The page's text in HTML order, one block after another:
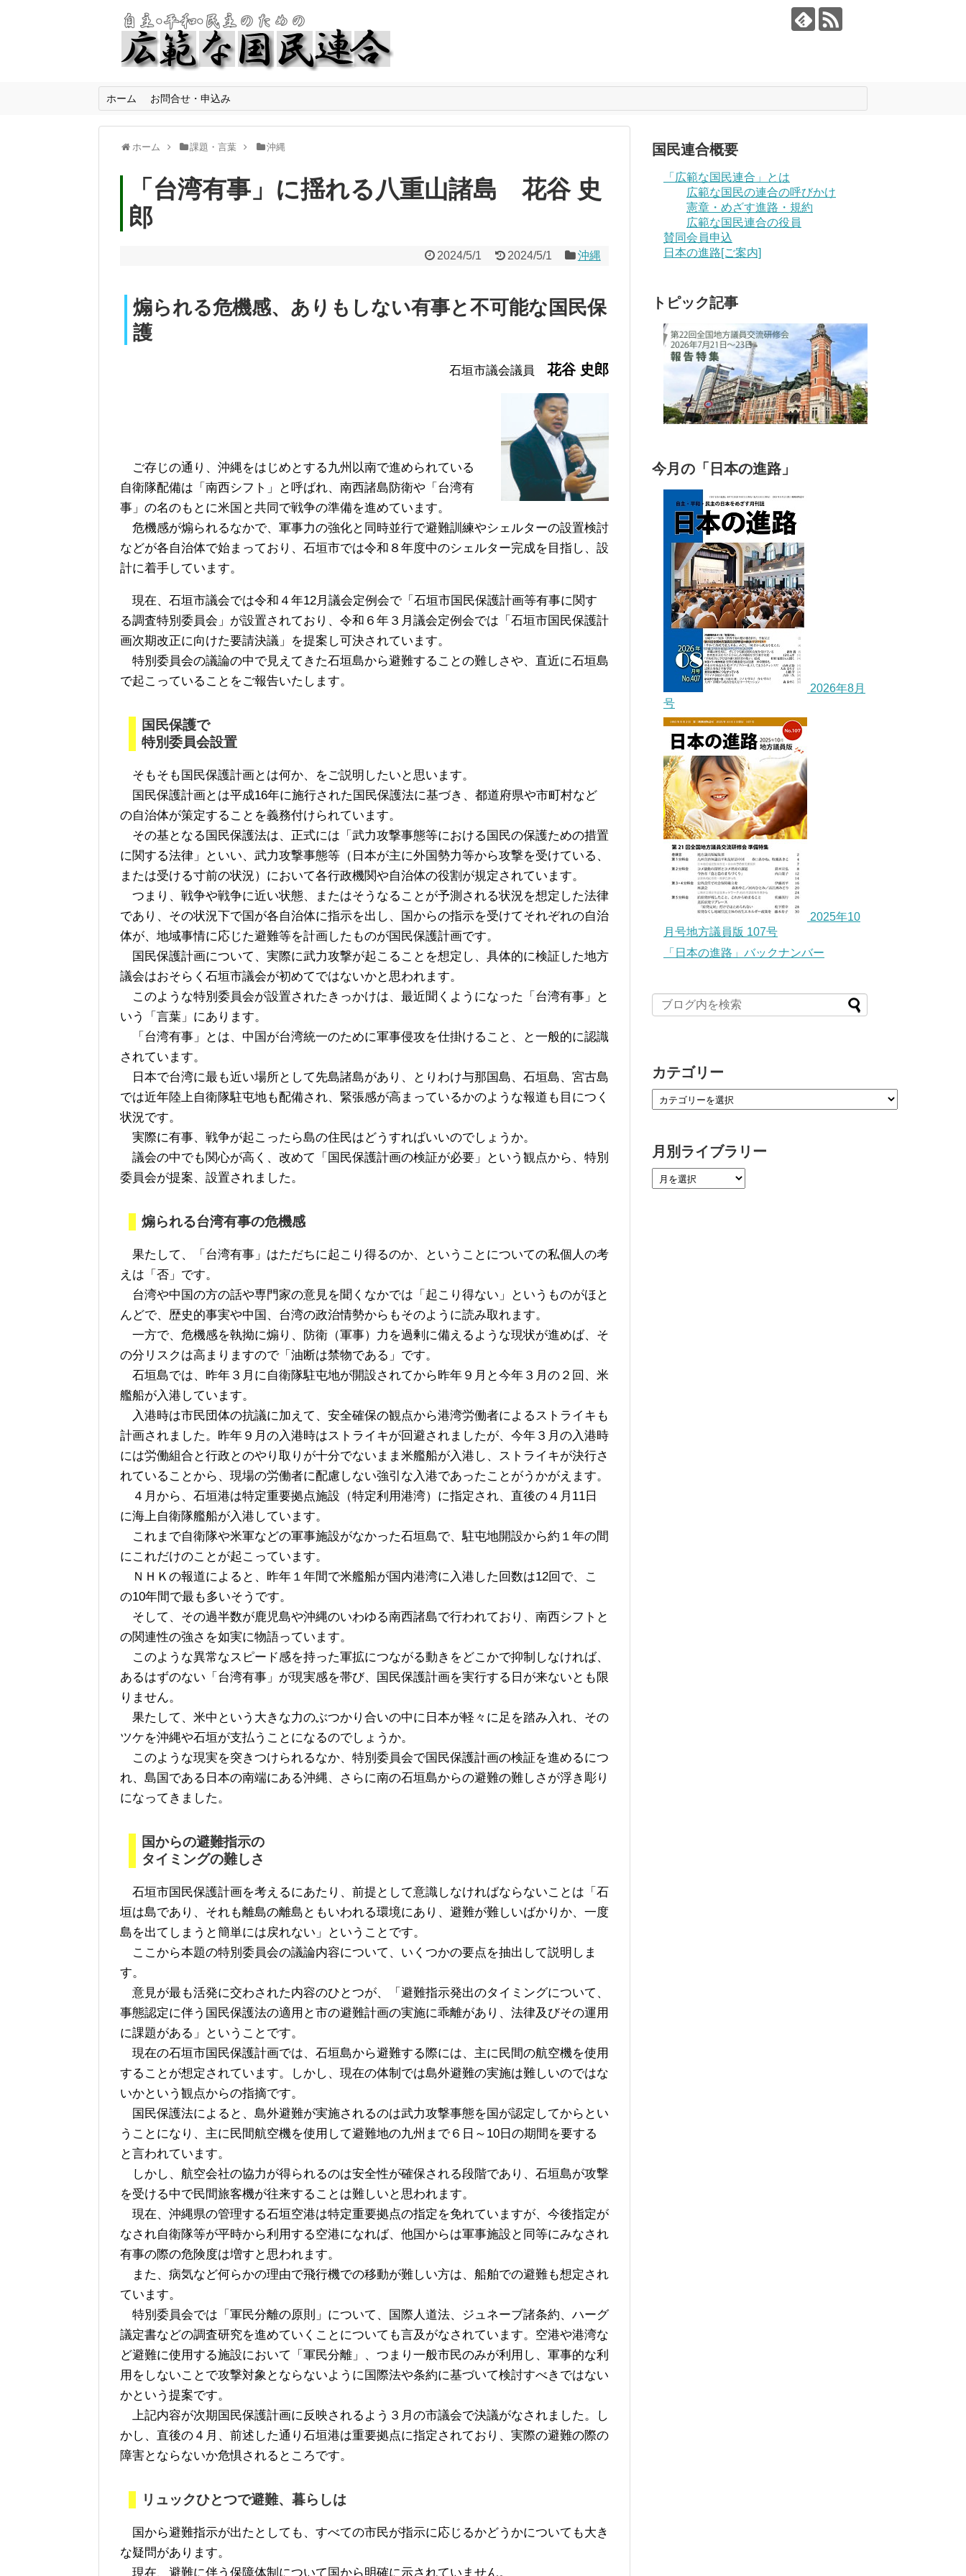
ホーム お問合せ・申込み
ホーム 課題・言葉 沖縄
「台湾有事」に揺れる八重山諸島 花谷 史
郎
2024/5/1 2024/5/1 沖縄
煽られる危機感、ありもしない有事と不可能な国民保
護
石垣市議会議員 花谷 史郎
ご存じの通り、沖縄をはじめとする九州以南で進められている
自衛隊配備は「南西シフト」と呼ばれ、南西諸島防衛や「台湾有
事」の名のもとに米国と共同で戦争の準備を進めています。
危機感が煽られるなかで、軍事力の強化と同時並行で避難訓練やシェルターの設置検討
などが各自治体で始まっており、石垣市では令和８年度中のシェルター完成を目指し、設
計に着手しています。
現在、石垣市議会では令和４年12月議会定例会で「石垣市国民保護計画等有事に関す
る調査特別委員会」が設置されており、令和６年３月議会定例会では「石垣市国民保護計
画次期改正に向けた要請決議」を提案し可決されています。
特別委員会の議論の中で見えてきた石垣島から避難することの難しさや、直近に石垣島
で起こっていることをご報告いたします。
国民保護で
特別委員会設置
そもそも国民保護計画とは何か、をご説明したいと思います。
国民保護計画とは平成16年に施行された国民保護法に基づき、都道府県や市町村など
の自治体が策定することを義務付けられています。
その基となる国民保護法は、正式には「武力攻撃事態等における国民の保護ための措置
に関する法律」といい、武力攻撃事態等（日本が主に外国勢力等から攻撃を受けている、
または受ける寸前の状況）において各行政機関や自治体の役割が規定されています。
つまり、戦争や戦争に近い状態、またはそうなることが予測される状況を想定した法律
であり、その状況下で国が各自治体に指示を出し、国からの指示を受けてそれぞれの自治
体が、地域事情に応じた避難等を計画したものが国民保護計画です。
国民保護計画について、実際に武力攻撃が起こることを想定し、具体的に検証した地方
議会はおそらく石垣市議会が初めてではないかと思われます。
このような特別委員会が設置されたきっかけは、最近聞くようになった「台湾有事」と
いう「言葉」にあります。
「台湾有事」とは、中国が台湾統一のために軍事侵攻を仕掛けること、と一般的に認識
されています。
日本で台湾に最も近い場所として先島諸島があり、とりわけ与那国島、石垣島、宮古島
では近年陸上自衛隊駐屯地も配備され、緊張感が高まっているかのような報道も目につく
状況です。
実際に有事、戦争が起こったら島の住民はどうすればいいのでしょうか。
議会の中でも関心が高く、改めて「国民保護計画の検証が必要」という観点から、特別
委員会が提案、設置されました。
煽られる台湾有事の危機感
果たして、「台湾有事」はただちに起こり得るのか、ということについての私個人の考
えは「否」です。
台湾や中国の方の話や専門家の意見を聞くなかでは「起こり得ない」というものがほと
んどで、歴史的事実や中国、台湾の政治情勢からもそのように読み取れます。
一方で、危機感を執拗に煽り、防衛（軍事）力を過剰に備えるような現状が進めば、そ
の分リスクは高まりますので「油断は禁物である」です。
石垣島では、昨年３月に自衛隊駐屯地が開設されてから昨年９月と今年３月の２回、米
艦船が入港しています。
入港時は市民団体の抗議に加えて、安全確保の観点から港湾労働者によるストライキも
計画されました。昨年９月の入港時はストライキが回避されましたが、今年３月の入港時
には労働組合と行政とのやり取りが十分でないまま米艦船が入港し、ストライキが決行さ
れていることから、現場の労働者に配慮しない強引な入港であったことがうかがえます。
４月から、石垣港は特定重要拠点施設（特定利用港湾）に指定され、直後の４月11日
に海上自衛隊艦船が入港しています。
これまで自衛隊や米軍などの軍事施設がなかった石垣島で、駐屯地開設から約１年の間
にこれだけのことが起こっています。
ＮＨＫの報道によると、昨年１年間で米艦船が国内港湾に入港した回数は12回で、こ
の10年間で最も多いそうです。
そして、その過半数が鹿児島や沖縄のいわゆる南西諸島で行われており、南西シフトと
の関連性の強さを如実に物語っています。
このような異常なスピード感を持った軍拡につながる動きをどこかで抑制しなければ、
あるはずのない「台湾有事」が現実感を帯び、国民保護計画を実行する日が来ないとも限
りません。
果たして、米中という大きな力のぶつかり合いの中に日本が軽々に足を踏み入れ、その
ツケを沖縄や石垣が支払うことになるのでしょうか。
このような現実を突きつけられるなか、特別委員会で国民保護計画の検証を進めるにつ
れ、島国である日本の南端にある沖縄、さらに南の石垣島からの避難の難しさが浮き彫り
になってきました。
国からの避難指示の
タイミングの難しさ
石垣市国民保護計画を考えるにあたり、前提として意識しなければならないことは「石
垣は島であり、それも離島の離島ともいわれる環境にあり、避難が難しいばかりか、一度
島を出てしまうと簡単には戻れない」ということです。
ここから本題の特別委員会の議論内容について、いくつかの要点を抽出して説明しま
す。
意見が最も活発に交わされた内容のひとつが、「避難指示発出のタイミングについて、
事態認定に伴う国民保護法の適用と市の避難計画の実施に乖離があり、法律及びその運用
に課題がある」ということです。
現在の石垣市国民保護計画では、石垣島から避難する際には、主に民間の航空機を使用
することが想定されています。しかし、現在の体制では島外避難の実施は難しいのではな
いかという観点からの指摘です。
国民保護法によると、島外避難が実施されるのは武力攻撃事態を国が認定してからとい
うことになり、主に民間航空機を使用して避難地の九州まで６日～10日の期間を要する
と言われています。
しかし、航空会社の協力が得られるのは安全性が確保される段階であり、石垣島が攻撃
を受ける中で民間旅客機が往来することは難しいと思われます。
現在、沖縄県の管理する石垣空港は特定重要拠点の指定を免れていますが、今後指定が
なされ自衛隊等が平時から利用する空港になれば、他国からは軍事施設と同等にみなされ
有事の際の危険度は増すと思われます。
また、病気など何らかの理由で飛行機での移動が難しい方は、船舶での避難も想定され
ています。
特別委員会では「軍民分離の原則」について、国際人道法、ジュネーブ諸条約、ハーグ
議定書などの調査研究を進めていくことについても言及がなされています。空港や港湾な
ど避難に使用する施設において「軍民分離」、つまり一般市民のみが利用し、軍事的な利
用をしないことで攻撃対象とならないように国際法や条約に基づいて検討すべきではない
かという提案です。
上記内容が次期国民保護計画に反映されるよう３月の市議会で決議がなされました。し
かし、直後の４月、前述した通り石垣港は重要拠点に指定されており、実際の避難の際の
障害とならないか危惧されるところです。
リュックひとつで避難、暮らしは
国から避難指示が出たとしても、すべての市民が指示に応じるかどうかについても大き
な疑問があります。
現在、避難に伴う保障体制について国から明確に示されていません。
国民連合概要
「広範な国民連合」とは
広範な国民の連合の呼びかけ
憲章・めざす進路・規約
広範な国民連合の役員
賛同会員申込
日本の進路[ご案内]
トピック記事
今月の「日本の進路」
2026年8月
号
2025年10
月号地方議員版 107号
「日本の進路」バックナンバー
カテゴリー
月別ライブラリー